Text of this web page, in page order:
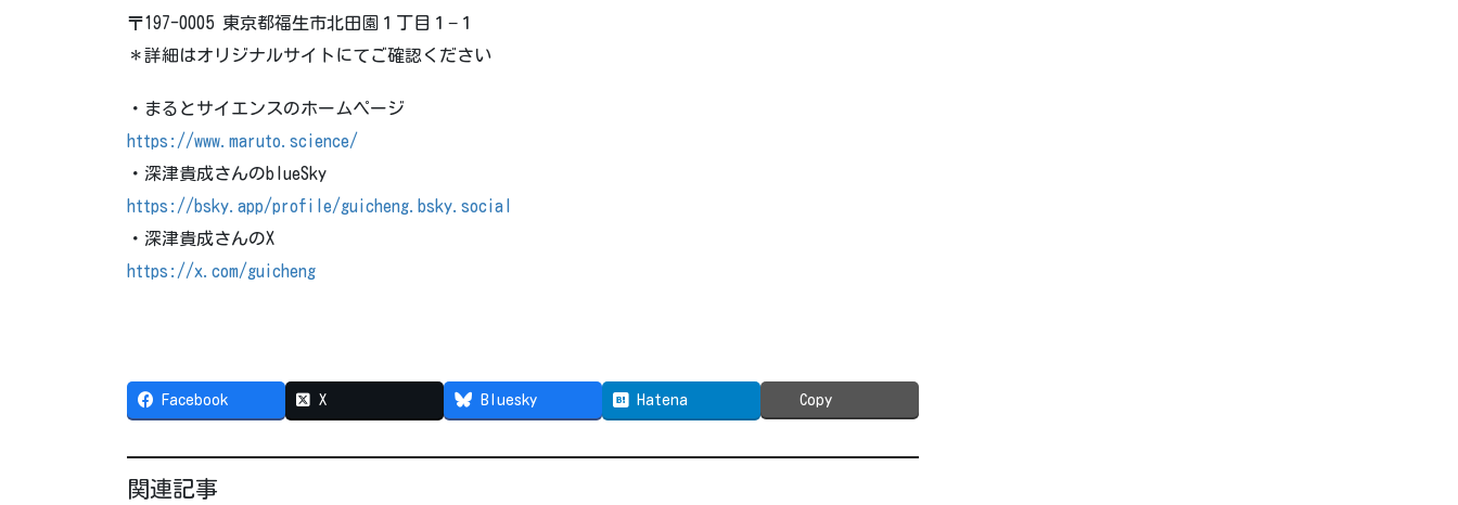
〒197-0005 東京都福生市北田園１丁目１−１
＊詳細はオリジナルサイトにてご確認ください
・まるとサイエンスのホームページ
https://www.maruto.science/
・深津貴成さんのblueSky
https://bsky.app/profile/guicheng.bsky.social
・深津貴成さんのX
https://x.com/guicheng
Facebook X Bluesky Hatena Copy
関連記事